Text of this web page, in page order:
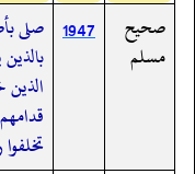
صحيح
مسلم
1947 صلى
الذين